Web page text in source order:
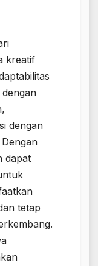
kreatif
dengan
dapat
tetap